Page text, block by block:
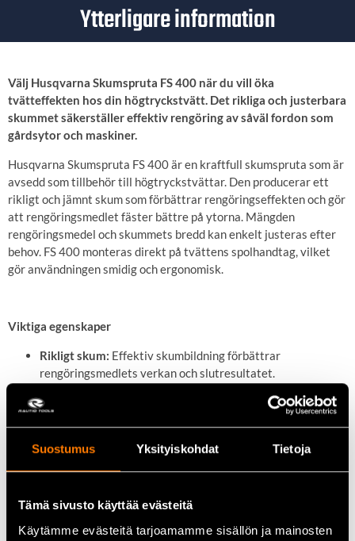
Suostumus Yksityiskohdat Tietoja
Tämä sivusto käyttää evästeitä
Käytämme evästeitä tarjoamamme sisällön ja mainosten
Ytterligare information
Välj Husqvarna Skumspruta FS 400 när du vill öka
tvätteffekten hos din högtryckstvätt. Det rikliga och justerbara
skummet säkerställer effektiv rengöring av såväl fordon som
gårdsytor och maskiner.
Husqvarna Skumspruta FS 400 är en kraftfull skumspruta som är
avsedd som tillbehör till högtryckstvättar. Den producerar ett
rikligt och jämnt skum som förbättrar rengöringseffekten och gör
att rengöringsmedlet fäster bättre på ytorna. Mängden
rengöringsmedel och skummets bredd kan enkelt justeras efter
behov. FS 400 monteras direkt på tvättens spolhandtag, vilket
gör användningen smidig och ergonomisk.
Viktiga egenskaper
Rikligt skum: Effektiv skumbildning förbättrar
rengöringsmedlets verkan och slutresultatet.
mönster kan anpassas för olika användningsområden.
Enkel montering:Fästs direkt på högtryckstvättens
spolhandtag.
Snabbar upp och effektiviserar rengöring
av fordon, gårdsytor och utrustning.
Tekniska data